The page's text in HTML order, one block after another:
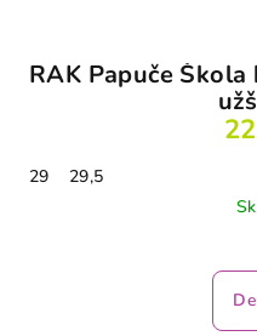
RAK Papuče
29
29,5